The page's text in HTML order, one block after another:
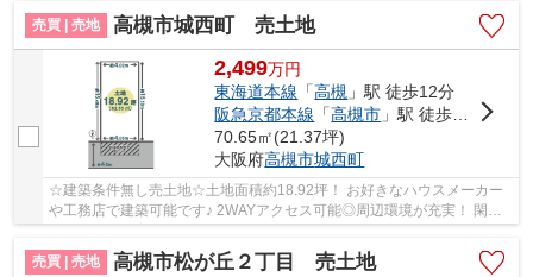
売買 | 売地
高槻市城西町 売土地
2,499万円
東海道本線 「高槻 」駅 徒歩12分
阪急京都本線 「高槻市 」駅 徒歩15分
70.65㎡(21.37坪)
大阪府高槻市城西町
☆建築条件無し売土地☆土地面積約18.92坪！ お好きなハウスメーカー
や工務店で建築可能です♪ 2WAYアクセス可能◎周辺環境が充実！ 閑静
売買 | 売地
高槻市松が丘２丁目 売土地